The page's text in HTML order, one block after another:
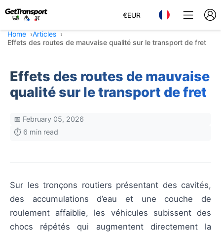
€EUR
Home
Articles
Effets des routes de mauvaise qualité sur le transport de fret
Effets des routes de mauvaise
qualité sur le transport de fret
📅 February 05, 2026
⏱️ 6 min read
Sur les tronçons routiers présentant des cavités,
des accumulations d’eau et une couche de
roulement affaiblie, les véhicules subissent des
chocs répétés qui augmentent directement la